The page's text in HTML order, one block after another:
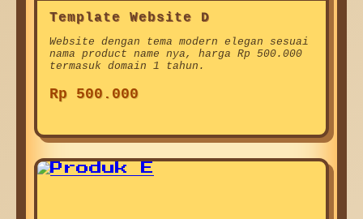
Template Website D
Website dengan tema modern elegan sesuai
nama product name nya, harga Rp 500.000
termasuk domain 1 tahun.
Rp 500.000